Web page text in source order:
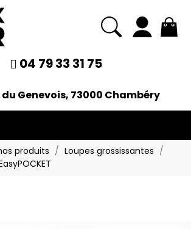
04 79 33 31 75
du Genevois, 73000 Chambéry
produits
Loupes grossissantes